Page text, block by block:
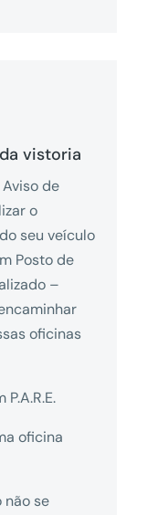
vistoria
de
o
seu veículo
Posto de
–
oficinas
oficina
não se